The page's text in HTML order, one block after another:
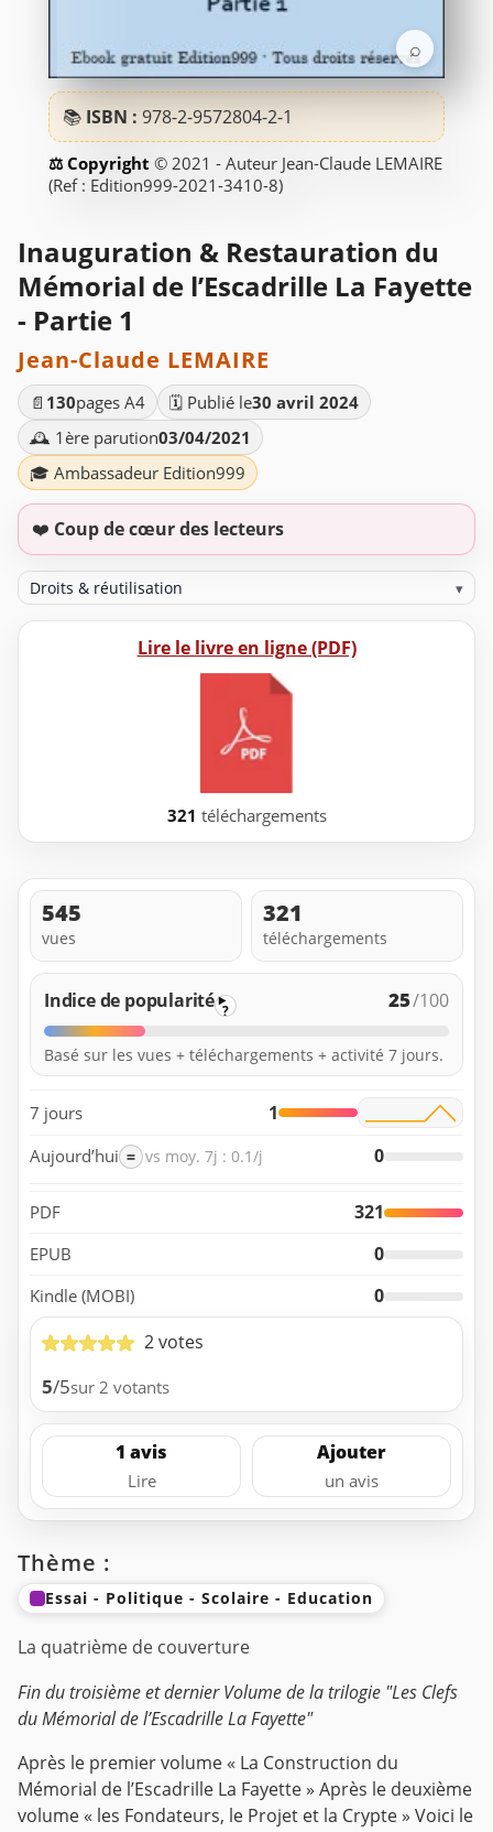
⌕
📚 ISBN : 978-2-9572804-2-1
© 2021 - Auteur Jean-Claude LEMAIRE
(Ref : Edition999-2021-3410-8)
Inauguration & Restauration du
Mémorial de l’Escadrille La Fayette
- Partie 1
Jean-Claude LEMAIRE
📄 130pages A4 🗓️ Publié le30 avril 2024
🕰️ 1ère parution03/04/2021
🎓 Ambassadeur Edition999
❤️ Coup de cœur des lecteurs
Droits & réutilisation ▾
Lire le livre en ligne (PDF)
321 téléchargements
545
vues
321
téléchargements
Indice de popularité ? 25/100
Basé sur les vues + téléchargements + activité 7 jours.
7 jours 1
Aujourd’hui = vs moy. 7j : 0.1/j 0
PDF 321
EPUB 0
Kindle (MOBI)
0
2 votes
5/5sur 2 votants
1 avis
Lire
Ajouter
un avis
Thème :
Essai - Politique - Scolaire - Education
La quatrième de couverture
Fin du troisième et dernier Volume de la trilogie "Les Clefs
du Mémorial de l’Escadrille La Fayette"
Après le premier volume « La Construction du
Mémorial de l’Escadrille La Fayette » Après le deuxième
volume « les Fondateurs, le Projet et la Crypte » Voici le